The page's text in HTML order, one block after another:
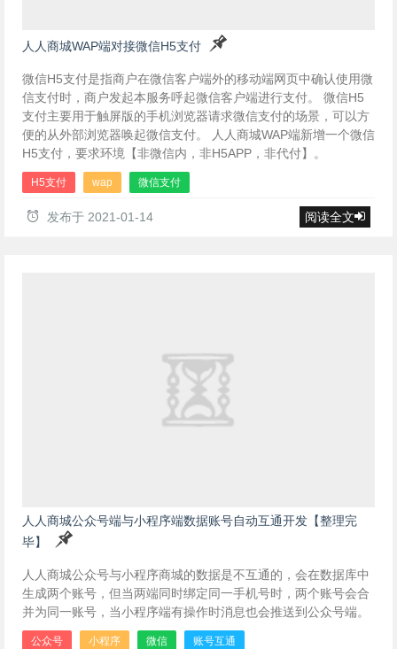
人人商城WAP端对接微信H5支付
微信H5支付是指商户在微信客户端外的移动端网页中确认使用微
信支付时，商户发起本服务呼起微信客户端进行支付。 微信H5
支付主要用于触屏版的手机浏览器请求微信支付的场景，可以方
便的从外部浏览器唤起微信支付。 人人商城WAP端新增一个微信
H5支付，要求环境【非微信内，非H5APP，非代付】。
H5支付 wap 微信支付
发布于 2021-01-14 阅读全文
人人商城公众号端与小程序端数据账号自动互通开发【整理完
毕】
人人商城公众号与小程序商城的数据是不互通的，会在数据库中
生成两个账号，但当两端同时绑定同一手机号时，两个账号会合
并为同一账号，当小程序端有操作时消息也会推送到公众号端。
公众号 小程序 微信 账号互通